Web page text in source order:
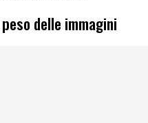
delle immagini